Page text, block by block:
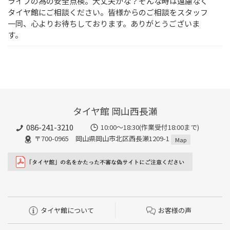
タイヤ館にご相談ください。皆様からのご相談をスタッフ
一同、心よりお待ちしております。ありがとうございま
す。
タイヤ館 岡山西長瀬
086-241-3210
10:00〜18:30(作業受付18:00まで)
〒700-0965 岡山県岡山市北区西長瀬1209-1
Map
タイヤ館について お客様の声